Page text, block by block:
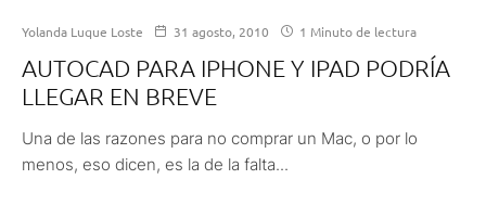
Yolanda Luque Loste 31 agosto, 2010 1 Minuto de lectura
AUTOCAD PARA IPHONE Y IPAD PODRÍA
LLEGAR EN BREVE
Una de las razones para no comprar un Mac, o por lo
menos, eso dicen, es la de la falta...